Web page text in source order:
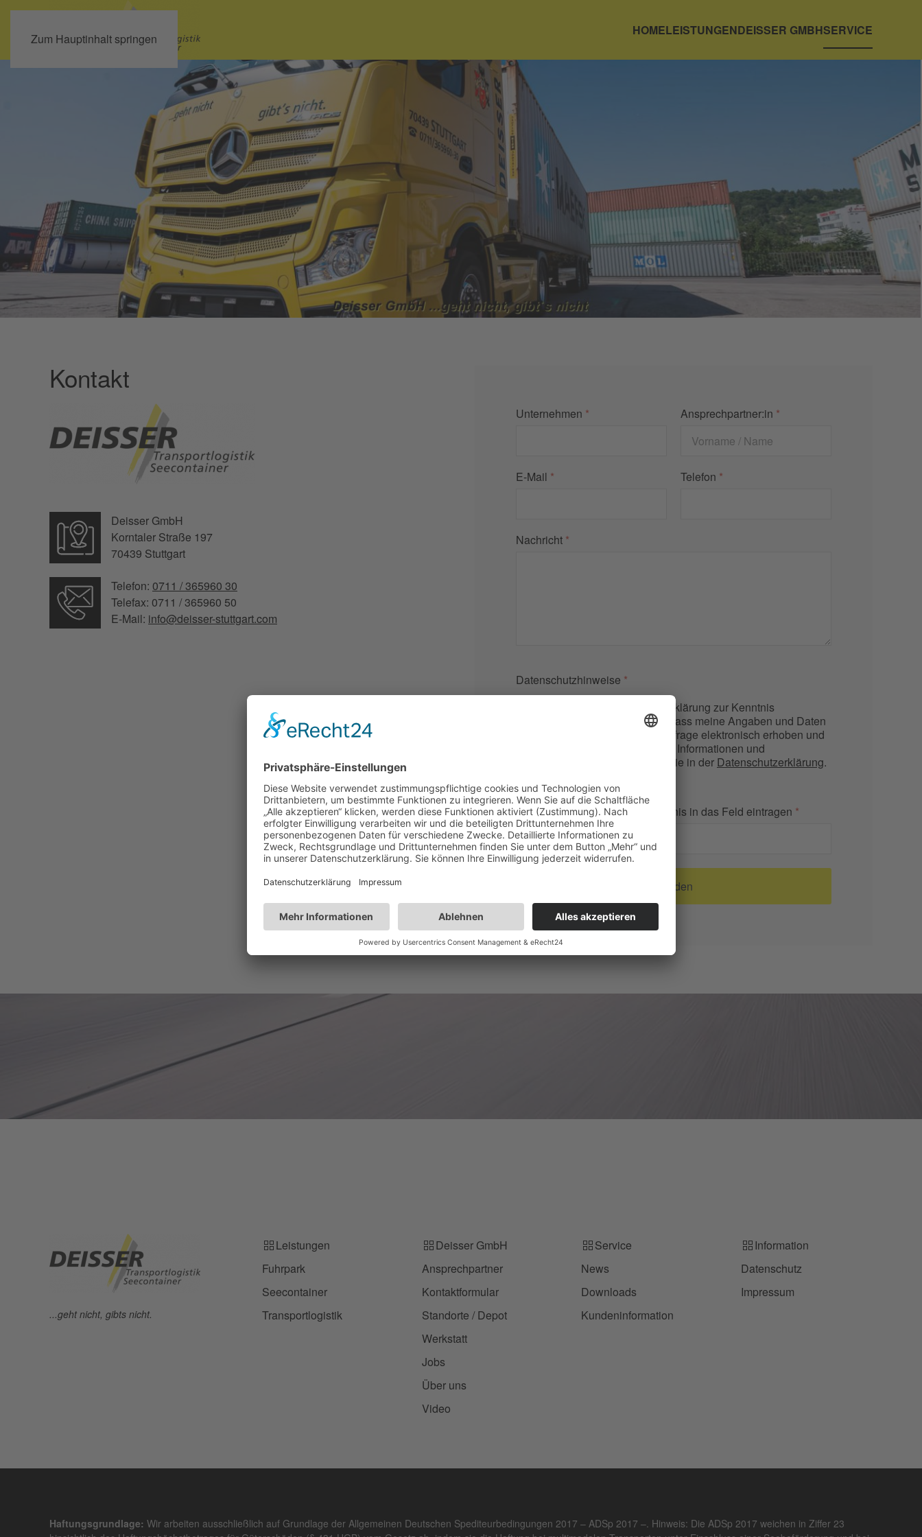
Zum Hauptinhalt springen
HOMELEISTUNGENDEISSER GMBHSERVICE
Kontakt
Deisser GmbH
Korntaler Straße 197
70439 Stuttgart
Telefon: 0711 / 365960 30
Telefax: 0711 / 365960 50
E-Mail: info@deisser-stuttgart.com
Unternehmen * Ansprechpartner:in *
E-Mail * Telefon *
Nachricht *
Datenschutzhinweise *
Ich habe die Datenschutzherklärung zur Kenntnis
genommen und stimme zu, dass meine Angaben und Daten
zur Beantwortung meiner Anfrage elektronisch erhoben und
gespeichert werden. Weitere Informationen und
Wiederrufshinweise finden Sie in der Datenschutzerklärung.
Sicherheitscode - Bitte das Ergbnis in das Feld eintragen *
7 + 6 =
Senden
...geht nicht, gibts nicht.
Leistungen
Fuhrpark
Seecontainer
Transportlogistik
Deisser GmbH
Ansprechpartner
Kontaktformular
Standorte / Depot
Werkstatt
Jobs
Über uns
Video
Service
News
Downloads
Kundeninformation
Information
Datenschutz
Impressum
Haftungsgrundlage: Wir arbeiten ausschließlich auf Grundlage der Allgemeinen Deutschen Spediteurbedingungen 2017 – ADSp 2017 –. Hinweis: Die ADSp 2017 weichen in Ziffer 23